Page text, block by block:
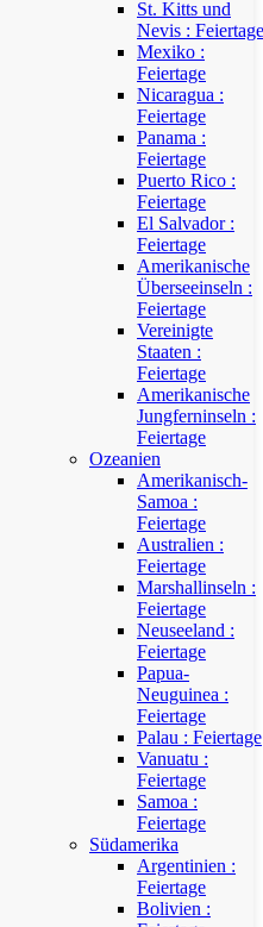
St. Kitts und
Nevis : Feiertage
Mexiko :
Feiertage
Nicaragua :
Feiertage
Panama :
Feiertage
Puerto Rico :
Feiertage
El Salvador :
Feiertage
Amerikanische
Überseeinseln :
Feiertage
Vereinigte
Staaten :
Feiertage
Amerikanische
Jungferninseln :
Feiertage
Ozeanien
Amerikanisch-
Samoa :
Feiertage
Australien :
Feiertage
Marshallinseln :
Feiertage
Neuseeland :
Feiertage
Papua-
Neuguinea :
Feiertage
Palau : Feiertage
Vanuatu :
Feiertage
Samoa :
Feiertage
Südamerika
Argentinien :
Feiertage
Bolivien :